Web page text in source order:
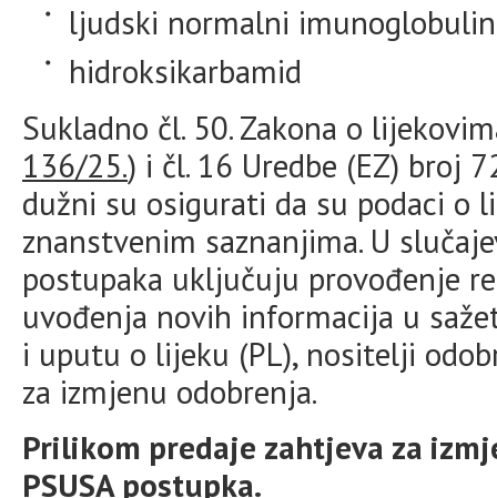
ljudski normalni imunoglobulin
hidroksikarbamid
Sukladno čl. 50. Zakona o
136/25.) i čl. 16 Uredbe (EZ) broj
dužni su osigurati da su podaci o
znanstvenim saznanjima. U
postupaka uključuju provođenje
uvođenja novih informacija u
i uputu o lijeku (PL), nositelji
za izmjenu odobrenja.
Prilikom predaje zahtjeva za
PSUSA postupka.